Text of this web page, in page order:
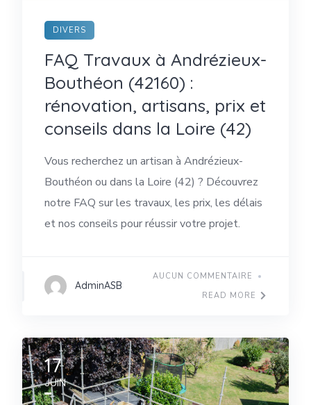
DIVERS
FAQ Travaux à Andrézieux-
Bouthéon (42160) :
rénovation, artisans, prix et
conseils dans la Loire (42)
Vous recherchez un artisan à Andrézieux-
Bouthéon ou dans la Loire (42) ? Découvrez
notre FAQ sur les travaux, les prix, les délais
et nos conseils pour réussir votre projet.
AdminASB
AUCUN COMMENTAIRE
READ MORE
17
JUIN